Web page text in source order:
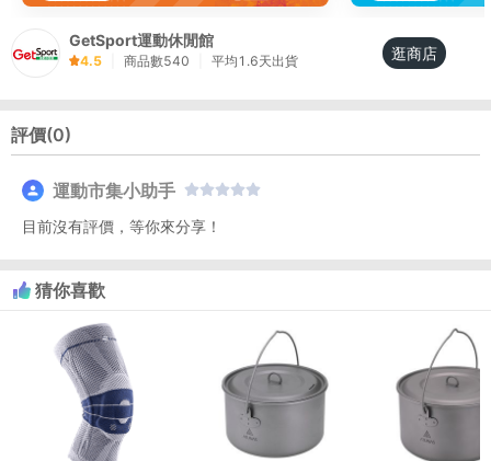
GetSport運動休閒館
4.5 商品數540 平均 1.6天出貨 逛商店
評價(0)
運動市集小助手
目前沒有評價，等你來分享！
猜你喜歡